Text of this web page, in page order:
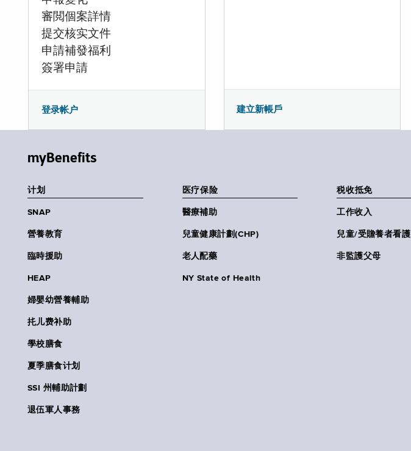
審閲個案詳情
提交核实文件
申請補發福利
簽署申請
登录帐户 建立新帳戶
myBenefits
计划
SNAP
營養教育
臨時援助
HEAP
婦嬰幼營養輔助
扥儿费补助
學校膳食
夏季膳食计划
SSI 州輔助計劃
退伍軍人事務
医疗保险
醫療補助
兒童健康計劃(CHP)
老人配藥
NY State of Health
税收抵免
工作收入
兒童/受贍養者看護
非監護父母